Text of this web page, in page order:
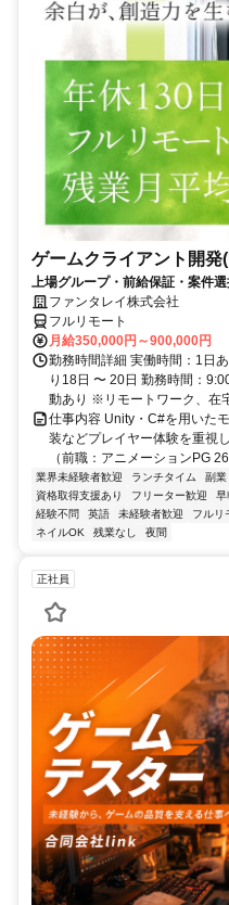
ゲームクライアント開
上場グループ・前給保証・案件
ファンタレイ株式会社
フルリモート
月給350,000円～900,000円
勤務時間詳細 実働時間：1日
り18日 〜 20日 勤務時間：
動あり ※リモートワーク、在
仕事内容 Unity・C#を用いた
装などプレイヤー体験を重視
（前職：アニメーションPG
業界未経験者歓迎 ランチタイム 副業
資格取得支援あり
フリーター歓迎 早
経験不問
英語 未経験者歓迎 フルリ
ネイルOK
残業なし 夜間
正社員